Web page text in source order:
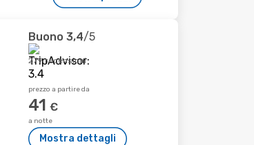
Buono 3,4/5
279 recensioni
prezzo a partire da
41 €
a notte
Mostra dettagli